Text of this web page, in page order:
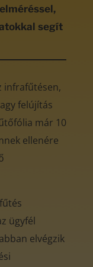
segít
infrafűtésen,
felújítás
már 10
ellenére
ügyfél
elvégzik